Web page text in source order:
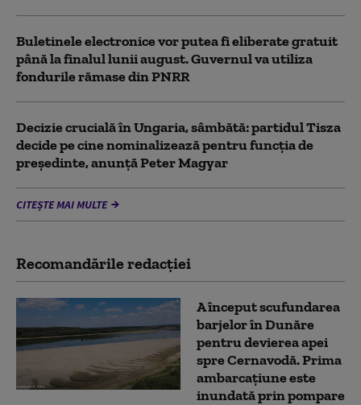
Buletinele electronice vor putea fi eliberate gratuit
până la finalul lunii august. Guvernul va utiliza
fondurile rămase din PNRR
Decizie crucială în Ungaria, sâmbătă: partidul Tisza
decide pe cine nominalizează pentru funcția de
președinte, anunță Peter Magyar
CITEȘTE MAI MULTE
Recomandările redacţiei
A început scufundarea
barjelor în Dunăre
pentru devierea apei
spre Cernavodă. Prima
ambarcațiune este
inundată prin pompare